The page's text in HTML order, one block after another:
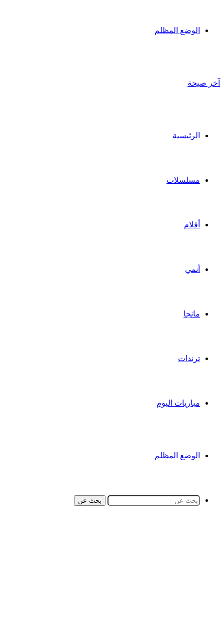
الوضع المظلم
آخر صيحة
الرئيسية
مسلسلات
أفلام
أنمي
مانجا
ترندات
مباريات اليوم
الوضع المظلم
بحث عن